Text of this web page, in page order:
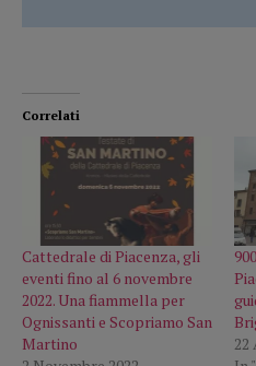
Correlati
Cattedrale di Piacenza, gli
eventi fino al 6 novembre
2022. Una fiammella per
Ognissanti e Scopriamo San
Martino
22